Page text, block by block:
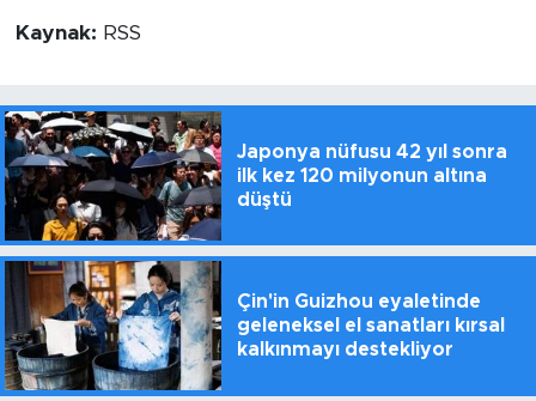
Kaynak: RSS
Japonya nüfusu 42 yıl sonra
ilk kez 120 milyonun altına
düştü
Çin'in Guizhou eyaletinde
geleneksel el sanatları kırsal
kalkınmayı destekliyor